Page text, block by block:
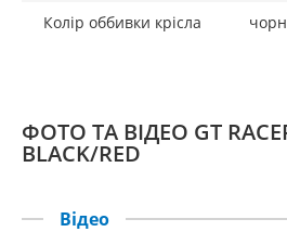
Колір оббивки крісла
ФОТО ТА ВІДЕО GT
BLACK/RED
Відео